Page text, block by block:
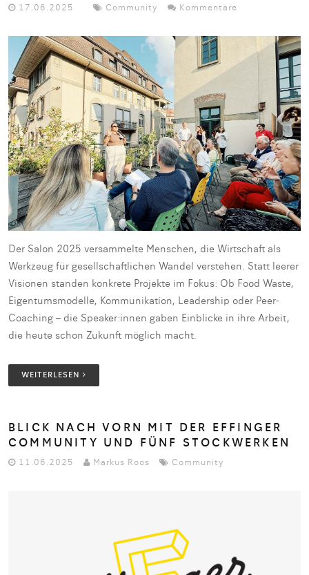
17.06.2025 Community Kommentare
Der Salon 2025 versammelte Menschen, die Wirtschaft als
Werkzeug für gesellschaftlichen Wandel verstehen. Statt leerer
Visionen standen konkrete Projekte im Fokus: Ob Food Waste,
Eigentumsmodelle, Kommunikation, Leadership oder Peer-
Coaching – die Speaker:innen gaben Einblicke in ihre Arbeit,
die heute schon Zukunft möglich macht.
WEITERLESEN
BLICK NACH VORN MIT DER EFFINGER
COMMUNITY UND FÜNF STOCKWERKEN
11.06.2025 Markus Roos Community